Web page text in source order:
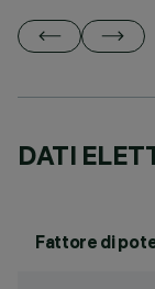
DATI
Fattore di